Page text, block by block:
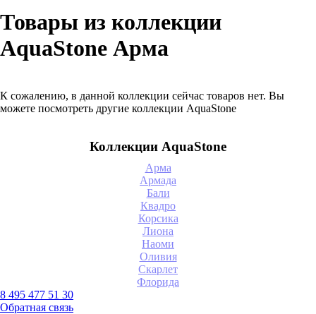
Товары из коллекции
AquaStone Арма
К сожалению, в данной коллекции сейчас товаров нет. Вы
можете посмотреть другие коллекции AquaStone
Коллекции AquaStone
Арма
Армада
Бали
Квадро
Корсика
Лиона
Наоми
Оливия
Скарлет
Флорида
8 495 477 51 30
Обратная связь